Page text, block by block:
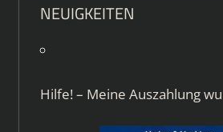
NEUIGKEITEN
Hilfe! – Meine Auszahlung